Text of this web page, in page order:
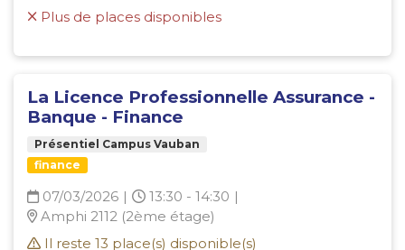
Plus de places disponibles
La Licence Professionnelle Assurance -
Banque - Finance
Présentiel Campus Vauban
finance
07/03/2026 | 13:30 - 14:30 |
Amphi 2112 (2ème étage)
Il reste 13 place(s) disponible(s)